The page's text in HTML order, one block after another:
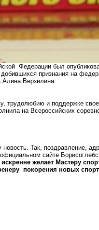
Федерации был
признания на
Алина Верзилина.
трудолюбию и поддержке
на Всероссийских
Так, поздравление,
официальном сайте
желает Мастеру
покорения новых